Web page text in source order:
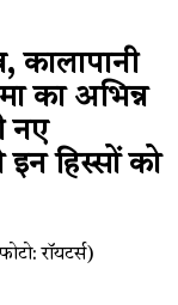
कालापानी
का अभिन्न
नए
इन हिस्सों को